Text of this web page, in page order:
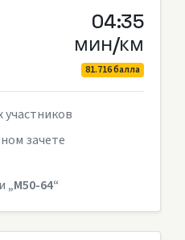
04:35
мин/км
81.716 балла
участников
зачете
„M50-64“